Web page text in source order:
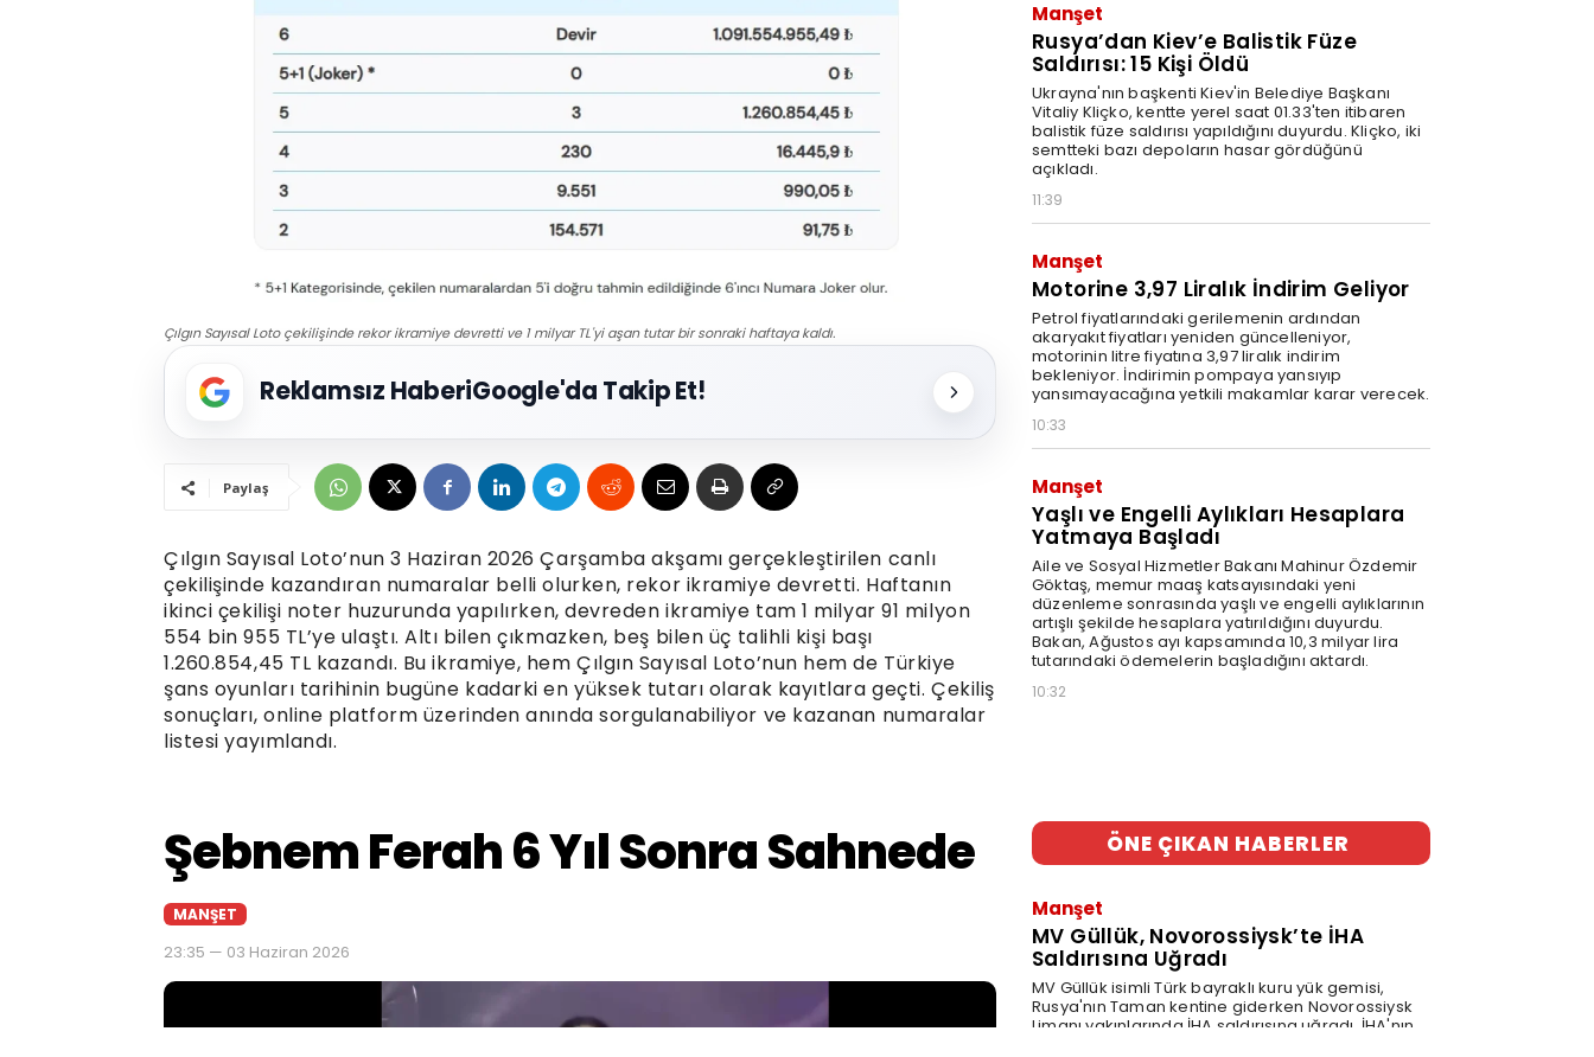
Çılgın Sayısal Loto çekilişinde rekor ikramiye devretti ve 1 milyar TL'yi aşan tutar bir sonraki haftaya kaldı.
Reklamsız HaberiGoogle'da Takip Et!
Paylaş
Çılgın Sayısal Loto’nun 3 Haziran 2026 Çarşamba akşamı gerçekleştirilen canlı
çekilişinde kazandıran numaralar belli olurken, rekor ikramiye devretti. Haftanın
ikinci çekilişi noter huzurunda yapılırken, devreden ikramiye tam 1 milyar 91 milyon
554 bin 955 TL’ye ulaştı. Altı bilen çıkmazken, beş bilen üç talihli kişi başı
1.260.854,45 TL kazandı. Bu ikramiye, hem Çılgın Sayısal Loto’nun hem de Türkiye
şans oyunları tarihinin bugüne kadarki en yüksek tutarı olarak kayıtlara geçti. Çekiliş
sonuçları, online platform üzerinden anında sorgulanabiliyor ve kazanan numaralar
listesi yayımlandı.
Manşet
Rusya’dan Kiev’e Balistik Füze
Saldırısı: 15 Kişi Öldü
Ukrayna'nın başkenti Kiev'in Belediye Başkanı
Vitaliy Kliçko, kentte yerel saat 01.33'ten itibaren
balistik füze saldırısı yapıldığını duyurdu. Kliçko, iki
semtteki bazı depoların hasar gördüğünü
açıkladı.
11:39
Manşet
Motorine 3,97 Liralık İndirim Geliyor
Petrol fiyatlarındaki gerilemenin ardından
akaryakıt fiyatları yeniden güncelleniyor,
motorinin litre fiyatına 3,97 liralık indirim
bekleniyor. İndirimin pompaya yansıyıp
yansımayacağına yetkili makamlar karar verecek.
10:33
Manşet
Yaşlı ve Engelli Aylıkları Hesaplara
Yatmaya Başladı
Aile ve Sosyal Hizmetler Bakanı Mahinur Özdemir
Göktaş, memur maaş katsayısındaki yeni
düzenleme sonrasında yaşlı ve engelli aylıklarının
artışlı şekilde hesaplara yatırıldığını duyurdu.
Bakan, Ağustos ayı kapsamında 10,3 milyar lira
tutarındaki ödemelerin başladığını aktardı.
10:32